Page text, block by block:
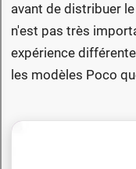
avant de distribuer
n'est pas très
expérience
les modèles Poco